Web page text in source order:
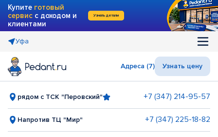
Купите готовый
сервис с доходом и
клиентами
Узнать детали
Уфа
Адреса (7) Узнать цену
рядом с ТСК "Перовский" +7 (347) 214-95-57
Напротив ТЦ "Мир" +7 (347) 225-18-82